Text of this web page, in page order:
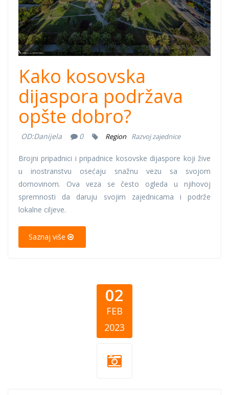
Kako kosovska
dijaspora podržava
opšte dobro?
OD:Danijela 0 Region Razvoj zajednice
Brojni pripadnici i pripadnice kosovske dijaspore koji žive
u inostranstvu osećaju snažnu vezu sa svojom
domovinom. Ova veza se često ogleda u njihovoj
spremnosti da daruju svojim zajednicama i podrže
lokalne ciljeve.
Saznaj više
02
FEB
2023